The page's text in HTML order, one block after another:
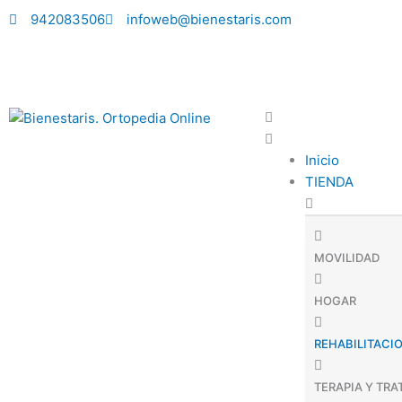
942083506 infoweb@bienestaris.com
Inicio
TIENDA
MOVILIDAD
HOGAR
TERAPIA Y